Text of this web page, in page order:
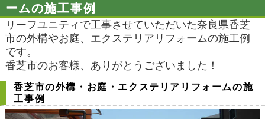
ームの施工事例
リーフユニティで工事させていただいた奈良県香芝
市の外構やお庭、エクステリアリフォームの施工例
です。
香芝市のお客様、ありがとうございました！
香芝市の外構・お庭・エクステリアリフォームの施
工事例